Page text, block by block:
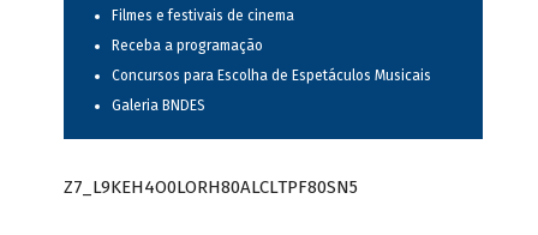
Filmes e festivais de cinema
Receba a programação
Concursos para Escolha de Espetáculos Musicais
Galeria BNDES
Z7_L9KEH4O0LORH80ALCLTPF80SN5